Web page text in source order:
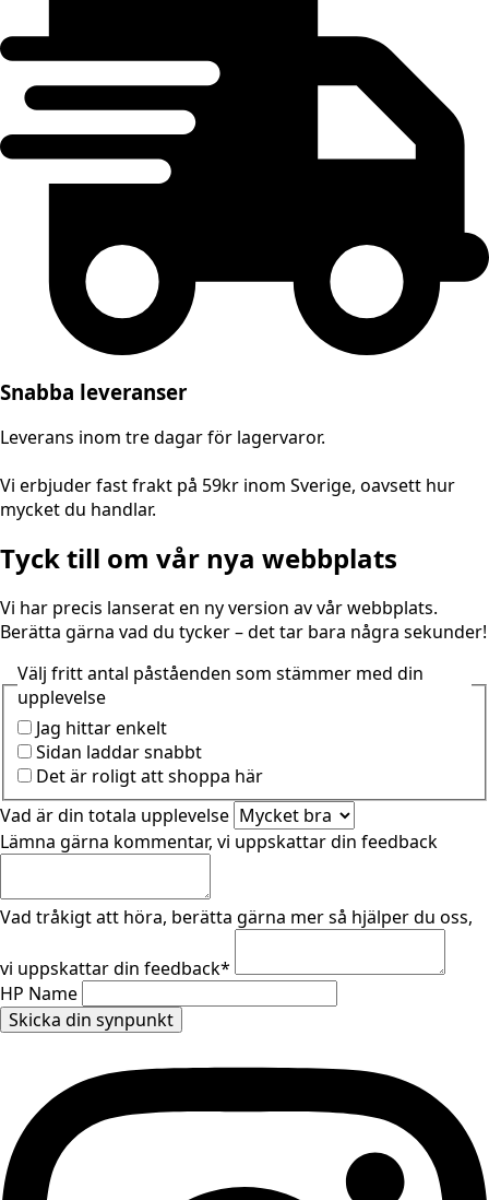
Snabba leveranser
Leverans inom tre dagar för lagervaror.
Vi erbjuder fast frakt på 59kr inom Sverige, oavsett hur
mycket du handlar.
Tyck till om vår nya webbplats
Vi har precis lanserat en ny version av vår webbplats.
Berätta gärna vad du tycker – det tar bara några sekunder!
Välj fritt antal påståenden som stämmer med din
upplevelse
Jag hittar enkelt
Sidan laddar snabbt
Det är roligt att shoppa här
Vad är din totala upplevelse
Lämna gärna kommentar, vi uppskattar din feedback
Vad tråkigt att höra, berätta gärna mer så hjälper du oss,
vi uppskattar din feedback*
HP Name
Skicka din synpunkt